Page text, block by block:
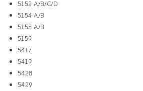
5152 A/B/C/D
5154 A/B
5155 A/B
5159
5417
5419
5428
5429